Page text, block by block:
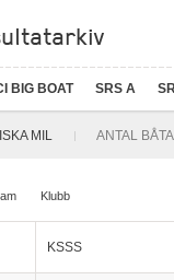
BIG BOAT SRS A
MIL ANTAL
Klubb
KSSS